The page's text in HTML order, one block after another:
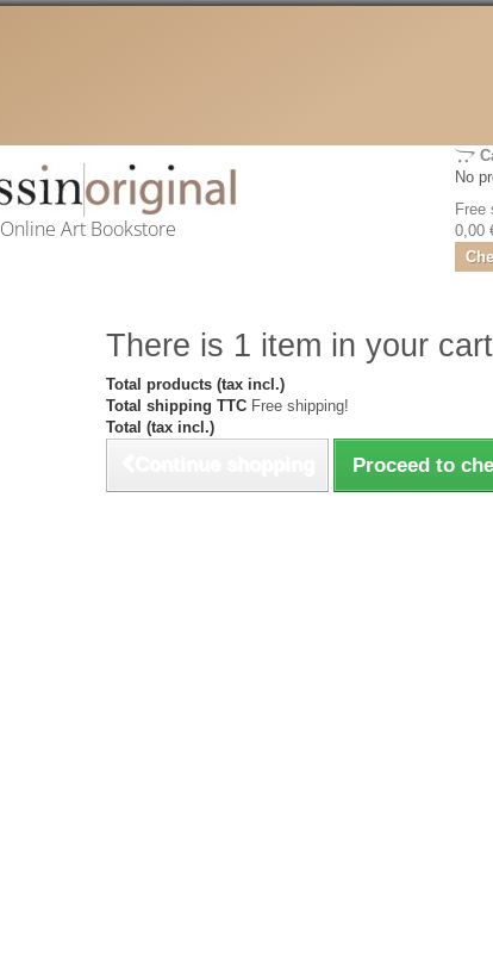
Online Art Bookstore
No
Free
0,00
There is 1 item in your
Total products (tax incl.)
Total shipping TTC Free shipping!
Total (tax incl.)
Proceed to